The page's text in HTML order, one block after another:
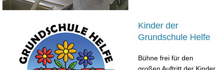
Kinder der
Grundschule Helfe
Bühne frei für den
großen Auftritt der Kinder